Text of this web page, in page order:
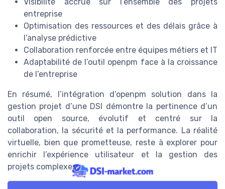
entreprise
Optimisation des ressources et des délais grâce à
l’analyse prédictive
Collaboration renforcée entre équipes métiers et IT
Adaptabilité de l’outil openpm face à la croissance
de l’entreprise
En résumé, l’intégration d’openpm solution dans la
gestion projet d’une DSI démontre la pertinence d’un
outil open source, évolutif et centré sur la
collaboration, la sécurité et la performance. La réalité
virtuelle, bien que prometteuse, reste à explorer pour
enrichir l’expérience utilisateur et la gestion des
projets complexes.